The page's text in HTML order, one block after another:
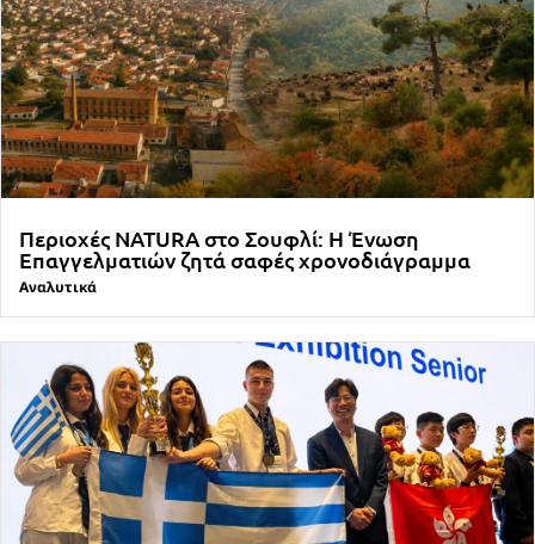
Περιοχές NATURA στο Σουφλί: Η Ένωση
Επαγγελματιών ζητά σαφές χρονοδιάγραμμα
Αναλυτικά